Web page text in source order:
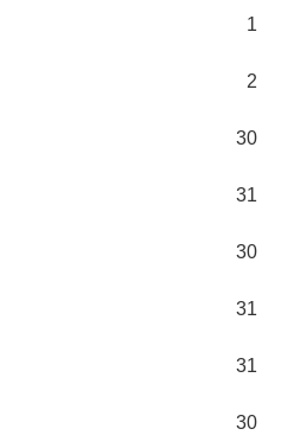
1
2
30
31
30
31
31
30